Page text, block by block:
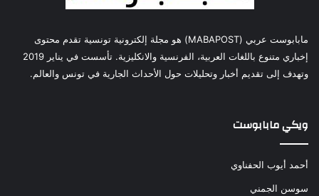
مابابوست عربي (MABAPOST) هو مجلة إلكترونية تونسية تقدم محتوى
إخباري متنوع باللغات العربية، الفرنسية والانكليزية. تأسست في يناير 2019
وتهدف إلى تقديم أخبار وتحليلات حول الأحداث الجارية في تونس والعالم.
ويكي مابابوست
أحمد أيوب الحفناوي
سوسن الجمني